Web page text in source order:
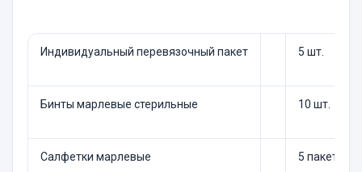
Индивидуальный перевязочный пакет 5 шт.
Бинты марлевые стерильные 10 шт.
Салфетки марлевые 5 пакетов